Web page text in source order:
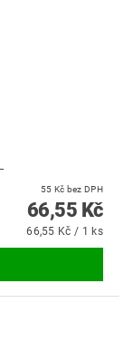
55 Kč bez DPH
66,55 Kč
66,55 Kč / 1 ks